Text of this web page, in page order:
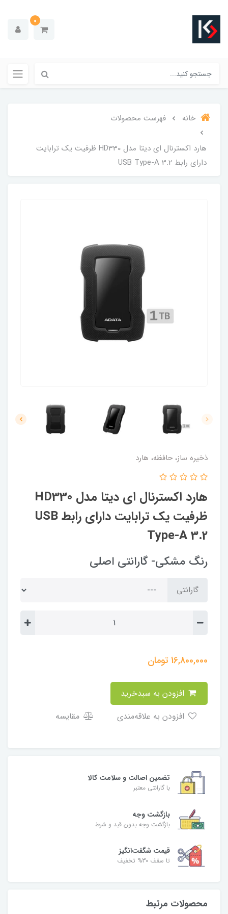
0
خانه فهرست محصولات
هارد اکسترنال ای دیتا مدل HD330 ظرفیت یک ترابایت
دارای رابط USB Type-A 3.2
ذخیره ساز، حافظه، هارد
هارد اکسترنال ای دیتا مدل HD330
ظرفیت یک ترابایت دارای رابط USB
Type-A 3.2
رنگ مشکی- گارانتی اصلی
گارانتی
16,800,000تومان
مقایسه
تضمین اصالت و سلامت کالا
با گارانتی معتبر
بازگشت وجه
بازگشت وجه بدون قید و شرط
قیمت شگفت‌انگیز
تا سقف 30% تخفیف
محصولات مرتبط